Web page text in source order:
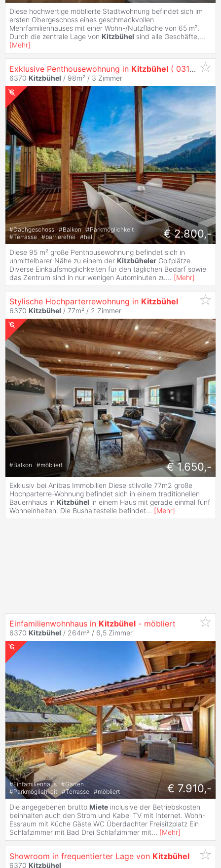
Diese hochwertige möblierte Stadtwohnung befindet sich im
ersten Obergeschoss eines geschmackvollen
Mehrfamilienhauses mit einer Wohn-/Nutzfläche von 65 m².
Durch die zentrale Lage von Kitzbühel sind alle Geschäfte,...
[Mehr]
Exklusive Penthousewohnung in Kitzbühel ( 03108 )
6370 Kitzbühel / 98m² / 3 Zimmer
#Dachgeschoss #Balkon #Parkmöglichkeit
#Terrasse #barrierefrei #hell € 2.800,-
Diese 95 m² große Penthousewohnung befindet sich in
unmittelbarer Nähe zu einem der Kitzbüheler Golfplätze.
Diverse Einkaufsmöglichkeiten für den täglichen Bedarf sowie
das Zentrum sind in nur wenigen Autominuten zu... [Mehr]
Stylische Hochparterrewohnung in Kitzbühel
6370 Kitzbühel / 77m² / 2 Zimmer
#Balkon #möbliert € 1.650,-
Exklusiv bei Anibas Immobilien Diese stilvolle 77m2 große
Hochparterre-Wohnung befindet sich in einem traditionellen
Bauernhaus in Kitzbühel in einem Haus mit gerade einmal fünf
Wohneinheiten. Die Bushaltestelle befindet... [Mehr]
Einfamilienwohnhaus in Kitzbühel - möbliert
6370 Kitzbühel / 264m² / 6,5 Zimmer
#Einfamilienhaus #Garten
#Parkmöglichkeit #Terrasse #möbliert € 7.910,-
Die angegebenen brutto Miete inclusive der Betriebskosten
beinhalten auch den Strom und Kabel TV mit Internet. Wohn-
Essraum mit Küche Gäste WC Überdachter Freisitzplatz Ein
Schlafzimmer mit Bad Drei Schlafzimmer mit... [Mehr]
Showroom in frequentierter Lage von Kitzbühel
6370 Kitzbühel